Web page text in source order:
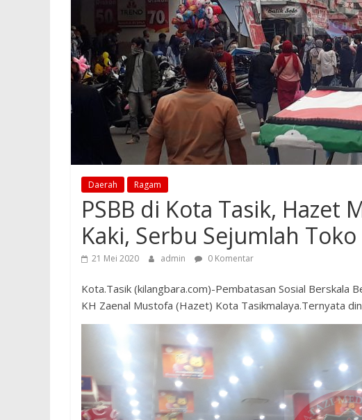
Daerah Ragam
PSBB di Kota Tasik, Hazet
Kaki, Serbu Sejumlah Toko
21 Mei 2020 admin 0 Komentar
Kota.Tasik (kilangbara.com)-Pembatasan Sosial Berskala
KH Zaenal Mustofa (Hazet) Kota Tasikmalaya.Ternyata